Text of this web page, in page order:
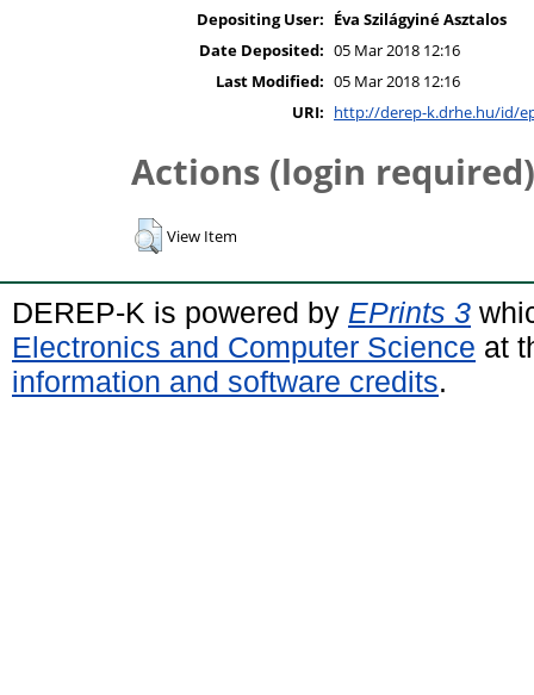
Depositing User: Éva Szilágyiné Asztalos
Date Deposited: 05 Mar 2018 12:16
Last Modified: 05 Mar 2018 12:16
URI: http://derep-k.drhe.hu/id/
Actions (login required)
View Item
DEREP-K is powered by EPrints 3
Electronics and Computer Science at
information and software credits.